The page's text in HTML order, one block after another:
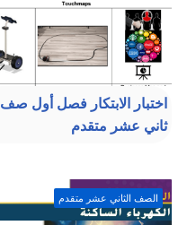
اختبار الابتكار فصل أول صف
ثاني عشر متقدم
الصف الثاني عشر متقدم